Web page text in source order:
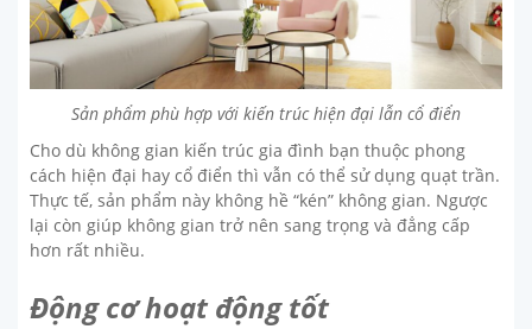
Sản phẩm phù hợp với kiến trúc hiện đại lẫn cổ điển
Cho dù không gian kiến trúc gia đình bạn thuộc phong
cách hiện đại hay cổ điển thì vẫn có thể sử dụng quạt trần.
Thực tế, sản phẩm này không hề “kén” không gian. Ngược
lại còn giúp không gian trở nên sang trọng và đẳng cấp
hơn rất nhiều.
Động cơ hoạt động tốt